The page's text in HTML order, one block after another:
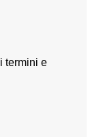
termini e